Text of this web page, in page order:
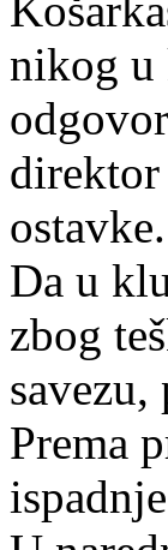
nikog u
ostavke.
Da u
zbog
Prema